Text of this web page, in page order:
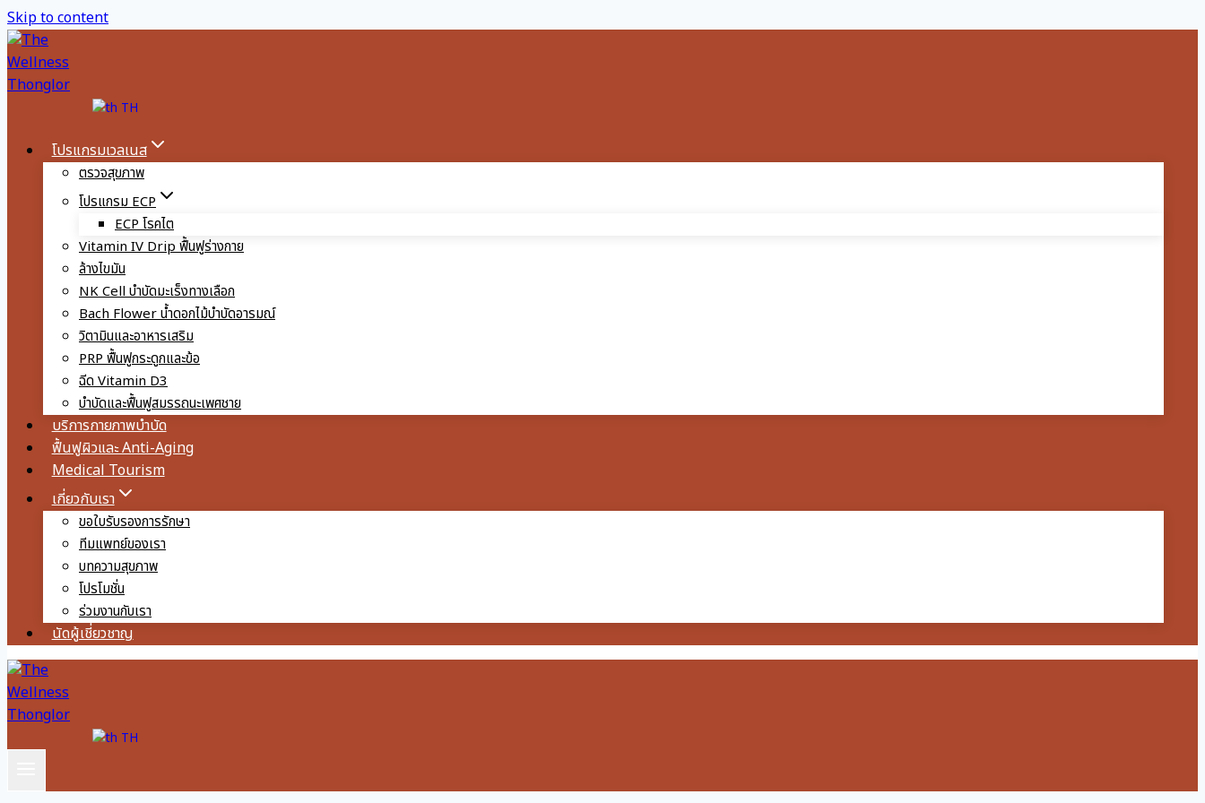
Skip to content
TH
โปรแกรมเวลเนส
ตรวจสุขภาพ
โปรแกรม ECP
ECP โรคไต
Vitamin IV Drip ฟื้นฟูร่างกาย
ล้างไขมัน
NK Cell บำบัดมะเร็งทางเลือก
Bach Flower น้ำดอกไม้บำบัดอารมณ์
วิตามินและอาหารเสริม
PRP ฟื้นฟูกระดูกและข้อ
ฉีด Vitamin D3
บำบัดและฟื้นฟูสมรรถนะเพศชาย
บริการกายภาพบำบัด
ฟื้นฟูผิวและ Anti-Aging
Medical Tourism
เกี่ยวกับเรา
ขอใบรับรองการรักษา
ทีมแพทย์ของเรา
บทความสุขภาพ
โปรโมชั่น
ร่วมงานกับเรา
นัดผู้เชี่ยวชาญ
TH